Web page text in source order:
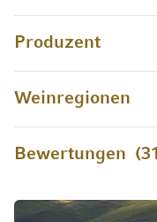
Produzent
Weinregionen
Bewertungen 31